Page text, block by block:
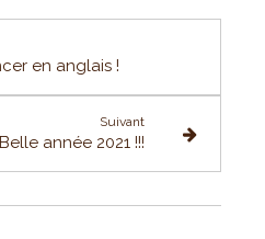
en anglais !
Suivant
Belle année 2021 !!!